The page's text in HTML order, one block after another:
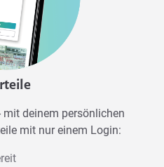
mit deinem persönlichen
mit nur einem Login: